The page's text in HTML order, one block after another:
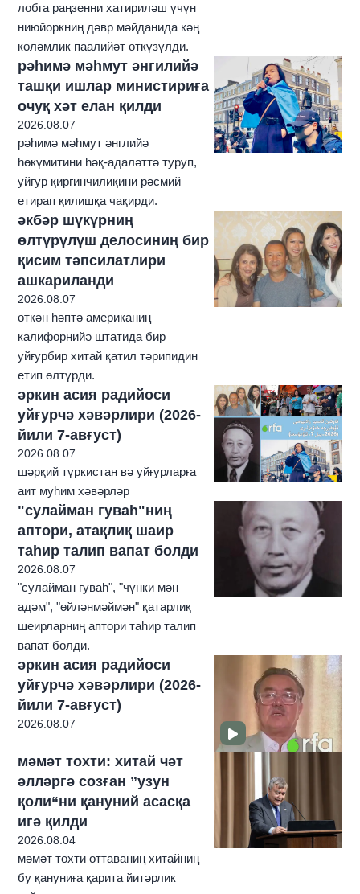
лобга раңзенни хатириләш үчүн
ниюйоркниң дәвр мәйданида кәң
көләмлик паалийәт өткүзүлди.
рәһимә мәһмут әнгилийә
ташқи ишлар министириға
очуқ хәт елан қилди
2026.08.07
рәһимә мәһмут әнглийә
һөкүмитини һәқ-адаләттә туруп,
уйғур қирғинчилиқини рәсмий
етирап қилишқа чақирди.
әкбәр шүкүрниң
өлтүрүлүш делосиниң бир
қисим тәпсилатлири
ашкариланди
2026.08.07
өткән һәптә американиң
калифорнийә штатида бир
уйғурбир хитай қатил тәрипидин
етип өлтүрди.
әркин асия радийоси
уйғурчә хәвәрлири (2026-
йили 7-авғуст)
2026.08.07
шәрқий түркистан вә уйғурларға
аит муһим хәвәрләр
"сулайман гуваһ"ниң
аптори, атақлиқ шаир
таһир талип вапат болди
2026.08.07
"сулайман гуваһ", "чүнки мән
адәм", "өйләнмәймән" қатарлиқ
шеирларниң аптори таһир талип
вапат болди.
әркин асия радийоси
уйғурчә хәвәрлири (2026-
йили 7-авғуст)
2026.08.07
мәмәт тохти: хитай чәт
әлләргә созған ”узун
қоли“ни қануний асасқа
игә қилди
2026.08.04
мәмәт тохти оттаваниң хитайниң
бу қануниға қарита йитәрлик